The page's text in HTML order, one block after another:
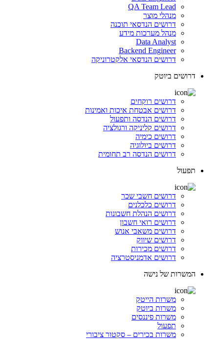
QA Team Lead
מנהלי מוצר
דרושים הנדסאי תוכנה
מנהל מערכות מידע
Data Analyst
Backend Engineer
דרושים הנדסאי אלקטרוניקה
דרושים ביוטק
דרושים רוקחים
דרושים אבטחת איכות ואמינות
דרושים הנדסה ותפעול
דרושים קליניקה ורגולציה
דרושים כימיה
דרושים ביולוגיה
דרושים הנדסה רב תחומית
תפעול
דרושים חשבי שכר
דרושים כלכלנים
דרושים הנהלת חשבונות
דרושים רואי חשבון
דרושים משאבי אנוש
דרושים שיווק
דרושים מכירות
דרושים אדמניסטרציה
המשרות של נישה
משרות הייטק
משרות ביוטק
משרות פיננסים
תפעול
משרות בכירים – סקטור ציבורי